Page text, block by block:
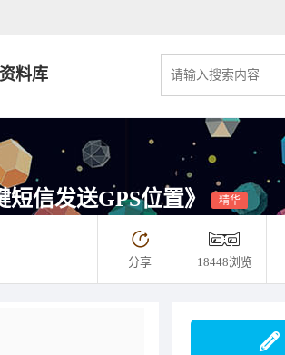
料库
信发送GPS位置》 精华
分享 18448浏览